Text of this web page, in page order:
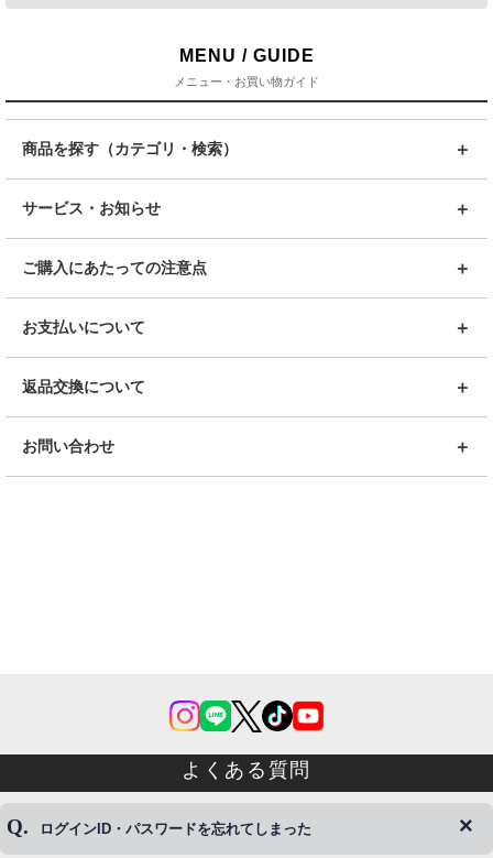
MENU / GUIDE
メニュー・お買い物ガイド
商品を探す（カテゴリ・検索）
サービス・お知らせ
ご購入にあたっての注意点
お支払いについて
返品交換について
お問い合わせ
よくある質問
ログインID・パスワードを忘れてしまった